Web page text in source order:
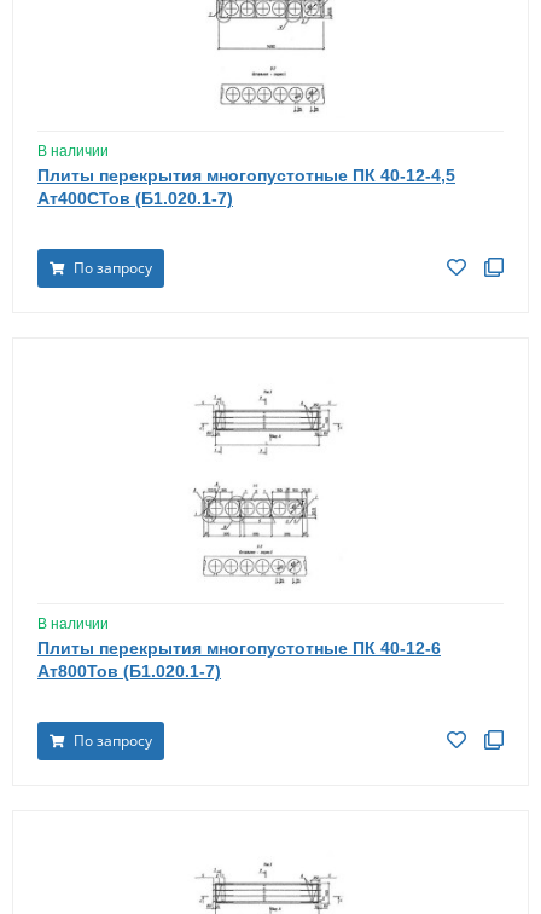
В наличии
Плиты перекрытия многопустотные ПК 40-12-4,5
Ат400СТов (Б1.020.1-7)
По запросу
В наличии
Плиты перекрытия многопустотные ПК 40-12-6
Ат800Тов (Б1.020.1-7)
По запросу